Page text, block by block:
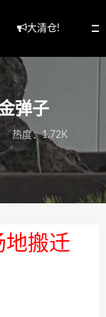
大清仓!
弹子
热度：1.72K
地搬迁